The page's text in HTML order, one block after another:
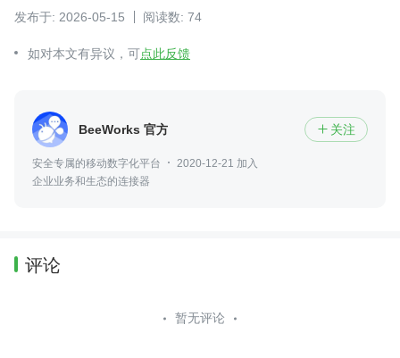
发布于: 2026-05-15 阅读数: 74
如对本文有异议，可点此反馈
BeeWorks 官方  关注
安全专属的移动数字化平台
2020-12-21 加入
企业业务和生态的连接器
评论
暂无评论